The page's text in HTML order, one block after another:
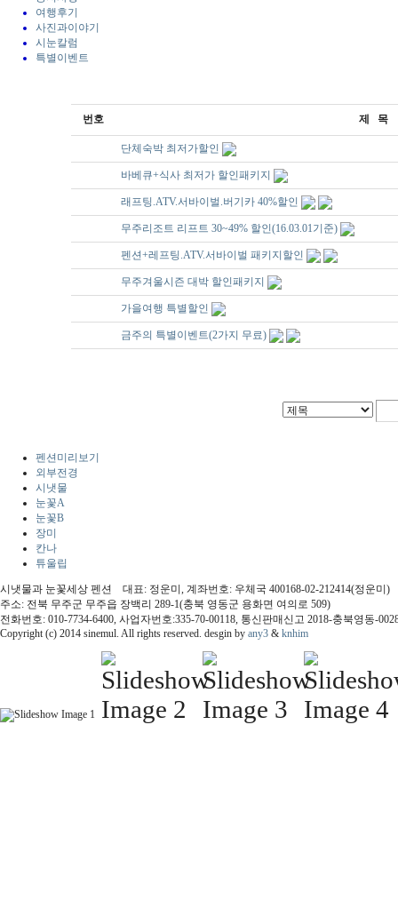
여행후기
사진과이야기
시눈칼럼
특별이벤트
번호 제 목
단체숙박 최저가할인
바베큐+식사 최저가 할인패키지
래프팅.ATV.서바이벌.버기카 40%할인
무주리조트 리프트 30~49% 할인(16.03.01기준)
펜션+레프팅.ATV.서바이벌 패키지할인
무주겨울시즌 대박 할인패키지
가을여행 특별할인
금주의 특별이벤트(2가지 무료)
펜션미리보기
외부전경
시냇물
눈꽃A
눈꽃B
장미
칸나
튜울립
시냇물과 눈꽃세상 펜션 대표: 정운미, 계좌번호: 우체국 400168-02-212414(정운미)
주소: 전북 무주군 무주읍 장백리 289-1(충북 영동군 용화면 여의로 509)
전화번호: 010-7734-6400, 사업자번호:335-70-00118, 통신판매신고 2018-충북영동-
Copyright (c) 2014 sinemul. All rights reserved. desgin by any3 & knhim